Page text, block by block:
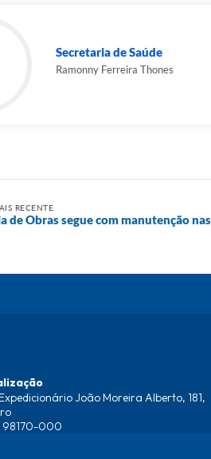
Secretaria de Saúde
Ramonny Ferreira Thones
RECENTE
de Obras segue com manutenção
João Moreira Alberto, 181,
98170-000